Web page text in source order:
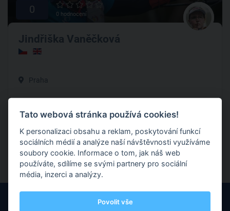
0 0 hodnocení
Jindřiška Vaněčková
Praha
zkušenosti nejen jako sportovec, ale také jako trenér a
rozhodčí.
Lukostřelba
Tato webová stránka používá cookies!
K personalizaci obsahu a reklam, poskytování funkcí
sociálních médií a analýze naší návštěvnosti využíváme
soubory cookie. Informace o tom, jak náš web
používáte, sdílíme se svými partnery pro sociální
média, inzerci a analýzy.
Povolit vše